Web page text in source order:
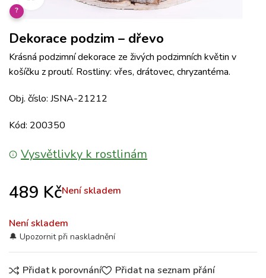
?
Dekorace podzim – dřevo
Krásná podzimní dekorace ze živých podzimních květin v
košíčku z proutí. Rostliny: vřes, drátovec, chryzantéma.
Obj. číslo: JSNA-21212
Kód: 200350
Vysvětlivky k rostlinám
489 KčNení skladem
Není skladem
Přidat k porovnání Přidat na seznam přání